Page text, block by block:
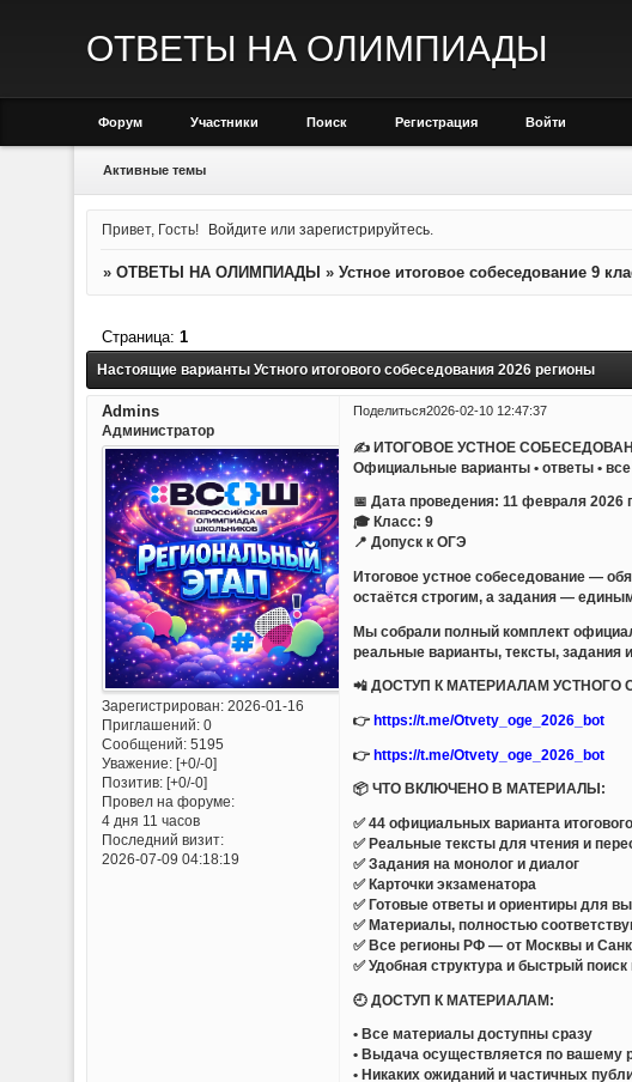
ОТВЕТЫ НА ОЛИМПИАДЫ
Форум Участники Поиск Регистрация Войти
Активные темы
Привет, Гость! Войдите илизарегистрируйтесь
» ОТВЕТЫ НА ОЛИМПИАДЫ » Устное итоговое собеседование 9
Настоящие варианты Устного итогового собеседования 2026 регионы
Страница: 1
Поделиться2026-02-10 12:47:37
Admins
Администратор
Зарегистрирован: 2026-01-16
Приглашений:0
Сообщений:5195
Уважение: [+0/-0]
Позитив: [+0/-0]
Провел на форуме:
4 дня 11 часов
Последний визит:
2026-07-09 04:18:19
✍ ИТОГОВОЕ УСТНОЕ
Официальные варианты • ответы •
📅 Дата проведения: 11 февраля 2026
🎓 Класс: 9
📍 Допуск к ОГЭ
Итоговое устное собеседование —
остаётся строгим, а задания —
Мы собрали полный комплект
реальные варианты, тексты, задания
📲 ДОСТУП К МАТЕРИАЛАМ
👉https://t.me/Otvety_oge_2026_bot
👉https://t.me/Otvety_oge_2026_bot
📦 ЧТО ВКЛЮЧЕНО В МАТЕРИАЛЫ:
✅ 44 официальных варианта
✅ Реальные тексты для чтения и
✅ Задания на монолог и диалог
✅ Карточки экзаменатора
✅ Готовые ответы и ориентиры для
✅ Материалы, полностью
✅ Все регионы РФ — от Москвы и
✅ Удобная структура и быстрый поиск
🕘 ДОСТУП К МАТЕРИАЛАМ:
• Все материалы доступны сразу
• Выдача осуществляется по вашему
• Никаких ожиданий и частичных